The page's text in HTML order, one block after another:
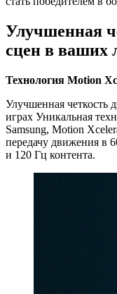
Улучшенная
сцен в ваших
Технология Motion
Улучшенная
играх Уникальная
Samsung, Motion
передачу движения в
и 120 Гц контента.